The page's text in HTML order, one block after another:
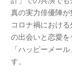
真の実力俳優陣が
コロナ禍におけ
の出会いと恋愛
「ハッピーメー
す。